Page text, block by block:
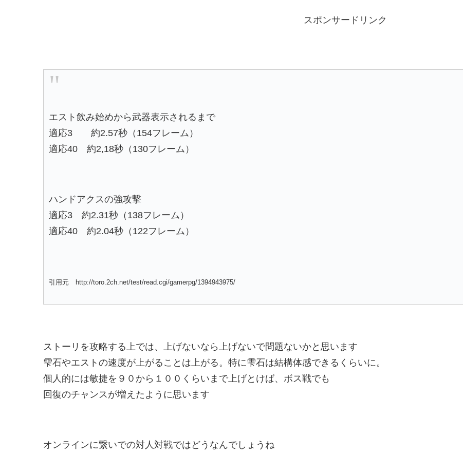
スポンサードリンク
エスト飲み始めから武器表示されるまで
適応3 約2.57秒（154フレーム）
適応40 約2,18秒（130フレーム）
ハンドアクスの強攻撃
適応3 約2.31秒（138フレーム）
適応40 約2.04秒（122フレーム）
引用元 http://toro.2ch.net/test/read.cgi/gamerpg/1394943975/
ストーリを攻略する上では、上げないなら上げないで問題ないかと思います
雫石やエストの速度が上がることは上がる。特に雫石は結構体感できるくらいに。
個人的には敏捷を９０から１００くらいまで上げとけば、ボス戦でも
回復のチャンスが増えたように思います
オンラインに繋いでの対人対戦ではどうなんでしょうね